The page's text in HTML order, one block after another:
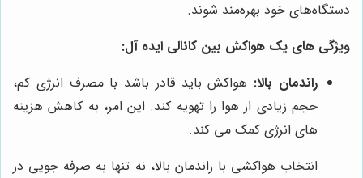
دستگاه‌های خود بهره‌مند شوند.
ویژگی های یک هواکش بین کانالی ایده آل:
راندمان بالا: هواکش باید قادر باشد با مصرف انرژی کم،
حجم زیادی از هوا را تهویه کند. این امر، به کاهش هزینه
های انرژی کمک می کند.
انتخاب هواکشی با راندمان بالا، نه تنها به صرفه جویی در